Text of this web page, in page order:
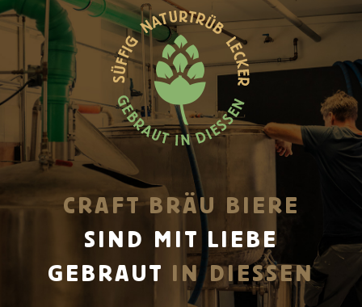
CRAFT BRÄU BIERE
SIND MIT LIEBE
GEBRAUT IN DIESSEN